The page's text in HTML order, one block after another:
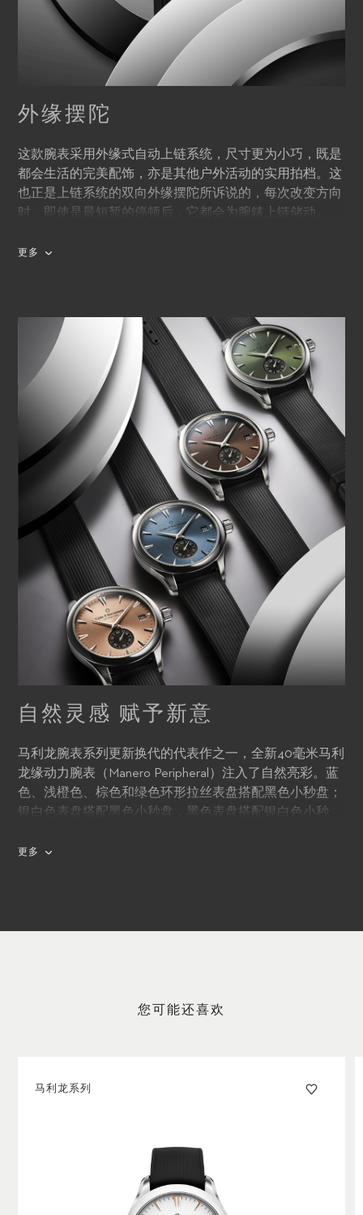
外缘摆陀
这款腕表采用外缘式自动上链系统，尺寸更为小巧，既是
都会生活的完美配饰，亦是其他户外活动的实用拍档。这
也正是上链系统的双向外缘摆陀所诉说的，每次改变方向
时，即使是最短暂的停顿后，它都会为腕錶上链储动。
更多
自然灵感 赋予新意
马利龙腕表系列更新换代的代表作之一，全新40毫米马利
龙缘动力腕表（Manero Peripheral）注入了自然亮彩。蓝
色、浅橙色、棕色和绿色环形拉丝表盘搭配黑色小秒盘；
银白色表盘搭配黑色小秒盘，黑色表盘搭配银白色小秒
我们在朝轻盈、明艳、多彩和现代风格转变。
更多
您可能还喜欢
马利龙系列